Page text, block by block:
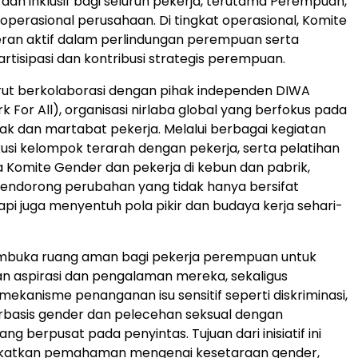
perusahaan. Di tingkat operasional, Komite
aktif dalam perlindungan perempuan serta
dan kontribusi strategis perempuan.
berkolaborasi dengan pihak independen DIWA
For All), organisasi nirlaba global yang berfokus pada
dan martabat pekerja. Melalui berbagai kegiatan
kelompok terarah dengan pekerja, serta pelatihan
Gender dan pekerja di kebun dan pabrik,
perubahan yang tidak hanya bersifat
juga menyentuh pola pikir dan budaya kerja sehari-
ruang aman bagi pekerja perempuan untuk
aspirasi dan pengalaman mereka, sekaligus
penanganan isu sensitif seperti diskriminasi,
gender dan pelecehan seksual dengan
berpusat pada penyintas. Tujuan dari inisiatif ini
pemahaman mengenai kesetaraan gender,